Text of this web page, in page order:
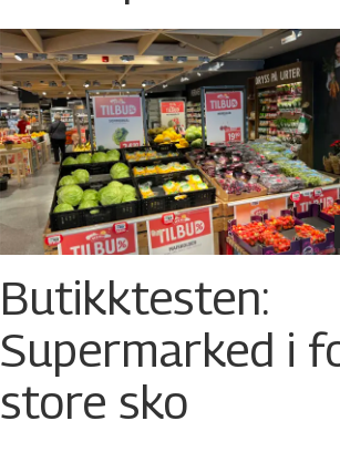
Butikktesten:
Supermarked i
store sko